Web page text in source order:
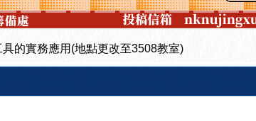
的實務應用(地點更改至3508教室)